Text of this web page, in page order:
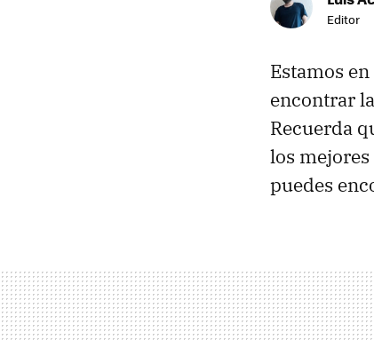
Editor
Estamos
encontrar
Recuerda
los mejores
puedes